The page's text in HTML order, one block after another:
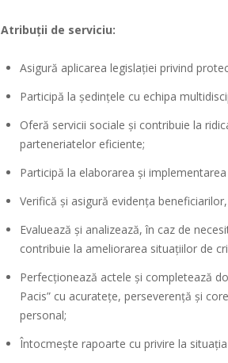
Atribuții de serviciu:
Asigură aplicarea legislației privind
Participă la ședințele cu echipa
Oferă servicii sociale şi contribuie la
parteneriatelor eficiente;
Participă la elaborarea și
Verifică şi asigură evidenţa
Evaluează şi analizează, în caz de
contribuie la ameliorarea situaţiilor de
Perfecţionează actele şi completează
Pacis” cu acurateţe, perseverenţă şi
personal;
Întocmeşte rapoarte cu privire la